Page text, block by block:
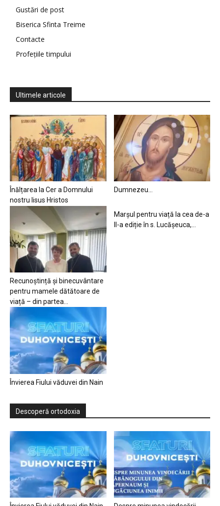
Gustări de post
Biserica Sfinta Treime
Contacte
Profețiile timpului
Ultimele articole
Înălțarea la Cer a Domnului
nostru Iisus Hristos
Dumnezeu…
Recunoștință și binecuvântare
pentru mamele dătătoare de
viață – din partea...
Marșul pentru viață la cea de-a
II-a ediție în s. Lucășeuca,...
Învierea Fiului văduvei din Nain
Descoperă ortodoxia